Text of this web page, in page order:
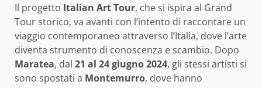
Il progetto Italian Art Tour, che si ispira al Grand
Tour storico, va avanti con l’intento di raccontare un
viaggio contemporaneo attraverso l’Italia, dove l’arte
diventa strumento di conoscenza e scambio. Dopo
Maratea, dal 21 al 24 giugno 2024, gli stessi artisti si
sono spostati a Montemurro, dove hanno